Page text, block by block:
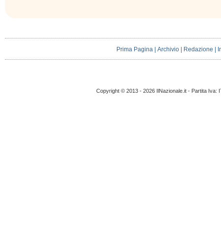
Prima Pagina |Archivio Redazione
Copyright © 2013 - 2026 IlNazionale.it - Partita Iva: